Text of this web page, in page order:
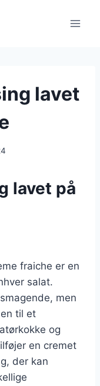
lavet
lavet på
fraiche er en
salat.
men
til et
og
en cremet
der kan